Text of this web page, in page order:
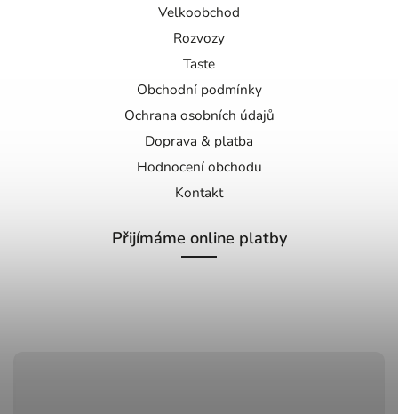
Velkoobchod
Rozvozy
Taste
Obchodní podmínky
Ochrana osobních údajů
Doprava & platba
Hodnocení obchodu
Kontakt
Přijímáme online platby